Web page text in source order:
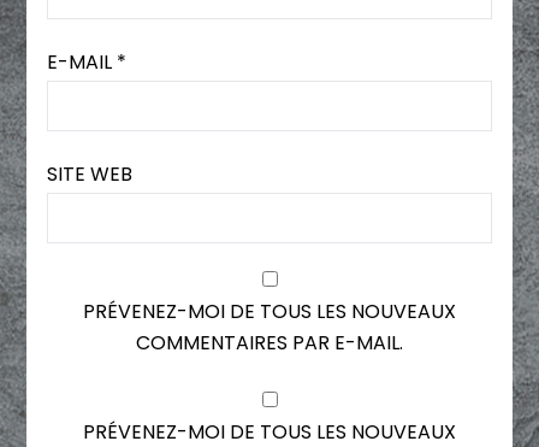
E-MAIL *
SITE WEB
PRÉVENEZ-MOI DE TOUS LES NOUVEAUX
COMMENTAIRES PAR E-MAIL.
PRÉVENEZ-MOI DE TOUS LES NOUVEAUX